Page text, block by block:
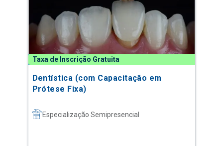
Taxa de Inscrição Gratuita
Dentística (com Capacitação em
Prótese Fixa)
Especialização Semipresencial